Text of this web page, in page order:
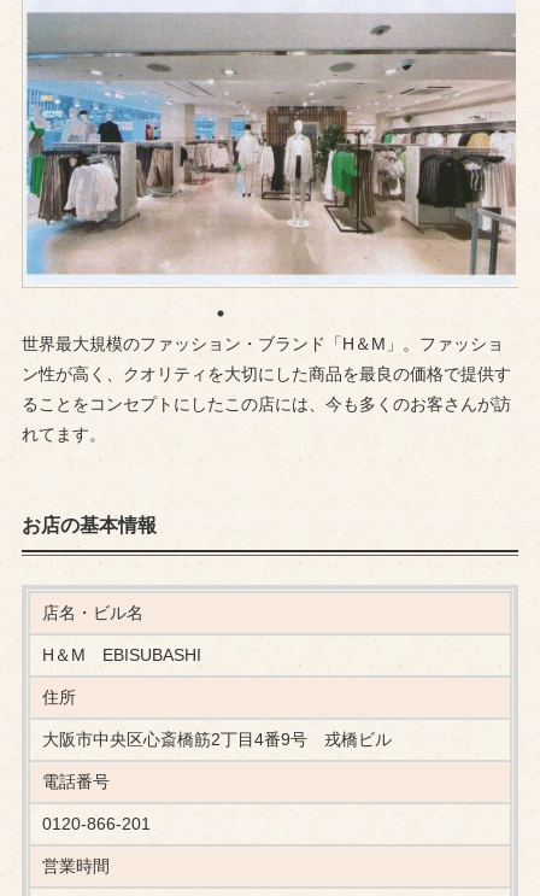
世界最大規模のファッション・ブランド「H＆M」。ファッショ
ン性が高く、クオリティを大切にした商品を最良の価格で提供す
ることをコンセプトにしたこの店には、今も多くのお客さんが訪
れてます。
お店の基本情報
店名・ビル名
H＆M EBISUBASHI
住所
大阪市中央区心斎橋筋2丁目4番9号 戎橋ビル
電話番号
0120-866-201
営業時間